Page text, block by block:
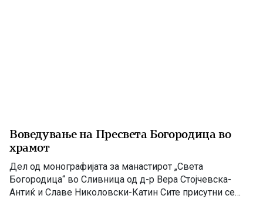
Воведување на Пресвета Богородица во
храмот
Дел од монографијата за манастирот „Света
Богородица“ во Сливница од д-р Вера Стојчевска-
Антиќ и Славе Николовски-Катин Сите присутни се